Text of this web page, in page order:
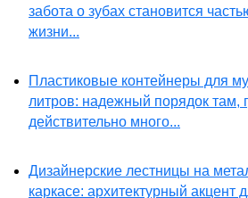
забота о зубах становится
жизни...
Пластиковые контейнеры для
литров: надежный порядок там,
действительно много...
Дизайнерские лестницы на
каркасе: архитектурный акцент